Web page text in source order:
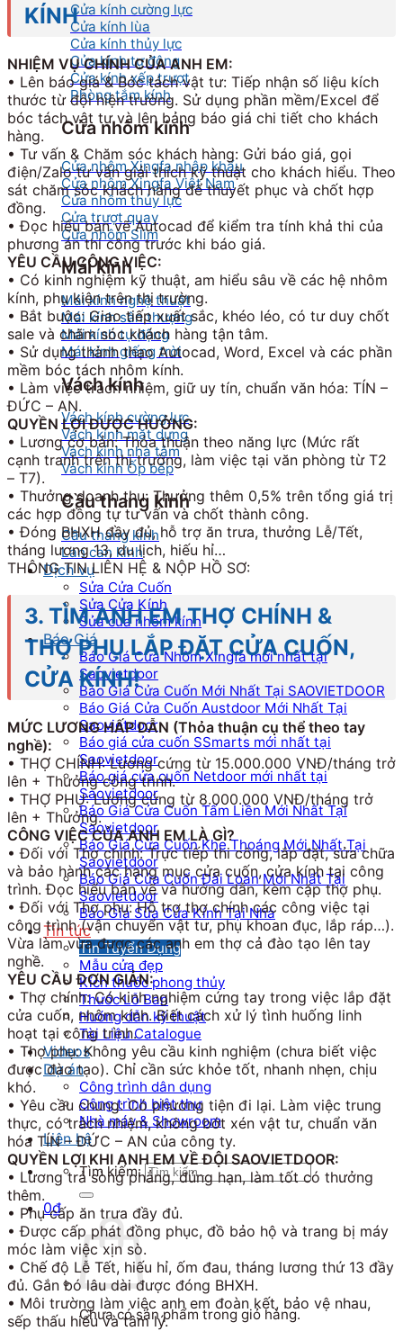
Cửa kính cường lực
Cửa kính lùa
Cửa kính thủy lực
Cửa kính tự động
Cửa kính xếp trượt
Phòng tắm kính
Cửa nhôm kính
Cửa nhôm Xingfa nhập khẩu
Cửa nhôm Xingfa Việt Nam
Cửa nhôm thủy lực
Cửa trượt quay
Cửa nhôm Slim
Mái kính
Mái kính nghệ thuật
Mái kính sân thượng
Mái kính tự động
Mái kính giếng trời
Vách kính
Vách kính cường lực
Vách kính mặt dựng
Vách kính nhà tắm
Vách kính Ốp bếp
Cầu thang kính
Cầu thang kính
Lan can kính
Dịch vụ
Sửa Cửa Cuốn
Sửa Cửa Kính
Sửa cửa nhôm kính
Báo Giá
Báo Giá Cửa Nhôm Xingfa mới nhất tại
Saovietdoor
Báo Giá Cửa Cuốn Mới Nhất Tại SAOVIETDOOR
Báo Giá Cửa Cuốn Austdoor Mới Nhất Tại
Saovietdoor
Báo giá cửa cuốn SSmarts mới nhất tại
Saovietdoor
Báo giá cửa cuốn Netdoor mới nhất tại
Saovietdoor
Báo Giá Cửa Cuốn Tấm Liền Mới Nhất Tại
Saovietdoor
Báo Giá Cửa Cuốn Khe Thoáng Mới Nhất Tại
Saovietdoor
Báo Giá Cửa Cuốn Đài Loan Mới Nhất Tại
Saovietdoor
Báo Giá Sửa Cửa Kính Tại Nhà
Tin tức
Tin Tuyển Dụng
Mẫu cửa đẹp
Kích thước phong thủy
Thước Lỗ Ban
Hướng dẫn kỹ thuật
Tài Liệu Catalogue
Videos
Dự án
Công trình dân dụng
Công trình biệt thự
Nhà máy & Showroom
Liên hệ
Tìm kiếm:
0₫
Chưa có sản phẩm trong giỏ hàng.
KÍNH
NHIỆM VỤ CHÍNH CỦA ANH EM:
• Lên báo giá & Bóc tách vật tư: Tiếp nhận số liệu kích
thước từ đội hiện trường. Sử dụng phần mềm/Excel để
bóc tách vật tư và lên bảng báo giá chi tiết cho khách
hàng.
• Tư vấn & Chăm sóc khách hàng: Gửi báo giá, gọi
điện/Zalo tư vấn giải thích kỹ thuật cho khách hiểu. Theo
sát chăm sóc khách hàng để thuyết phục và chốt hợp
đồng.
• Đọc hiểu bản vẽ Autocad để kiểm tra tính khả thi của
phương án thi công trước khi báo giá.
YÊU CẦU CÔNG VIỆC:
• Có kinh nghiệm kỹ thuật, am hiểu sâu về các hệ nhôm
kính, phụ kiện trên thị trường.
• Bắt buộc: Giao tiếp xuất sắc, khéo léo, có tư duy chốt
sale và chăm sóc khách hàng tận tâm.
• Sử dụng thành thạo Autocad, Word, Excel và các phần
mềm bóc tách nhôm kính.
• Làm việc trách nhiệm, giữ uy tín, chuẩn văn hóa: TÍN –
ĐỨC – AN.
QUYỀN LỢI ĐƯỢC HƯỞNG:
• Lương cơ bản: Thỏa thuận theo năng lực (Mức rất
cạnh tranh trên thị trường, làm việc tại văn phòng từ T2
– T7).
• Thưởng doanh thu: Thưởng thêm 0,5% trên tổng giá trị
các hợp đồng tự tư vấn và chốt thành công.
• Đóng BHXH đầy đủ, hỗ trợ ăn trưa, thưởng Lễ/Tết,
tháng lương 13, du lịch, hiếu hỉ…
THÔNG TIN LIÊN HỆ & NỘP HỒ SƠ:
3. TÌM ANH EM THỢ CHÍNH &
THỢ PHỤ LẮP ĐẶT CỬA CUỐN,
CỬA KÍNH!
MỨC LƯƠNG HẤP DẪN (Thỏa thuận cụ thể theo tay
nghề):
• THỢ CHÍNH: Lương cứng từ 15.000.000 VNĐ/tháng trở
lên + Thưởng công trình.
• THỢ PHỤ: Lương cứng từ 8.000.000 VNĐ/tháng trở
lên + Thưởng.
CÔNG VIỆC CỦA ANH EM LÀ GÌ?
• Đối với Thợ chính: Trực tiếp thi công, lắp đặt, sửa chữa
và bảo hành các hạng mục cửa cuốn, cửa kính tại công
trình. Đọc hiểu bản vẽ và hướng dẫn, kèm cặp thợ phụ.
• Đối với Thợ phụ: Hỗ trợ thợ chính các công việc tại
công trình (vận chuyển vật tư, phụ khoan đục, lắp ráp…).
Vừa làm vừa được các anh em thợ cả đào tạo lên tay
nghề.
YÊU CẦU ĐƠN GIẢN:
• Thợ chính: Có kinh nghiệm cứng tay trong việc lắp đặt
cửa cuốn, nhôm kính. Biết cách xử lý tình huống linh
hoạt tại công trình.
• Thợ phụ: Không yêu cầu kinh nghiệm (chưa biết việc
được đào tạo). Chỉ cần sức khỏe tốt, nhanh nhẹn, chịu
khó.
• Yêu cầu chung: Có phương tiện đi lại. Làm việc trung
thực, có trách nhiệm, không bớt xén vật tư, chuẩn văn
hóa TÍN – ĐỨC – AN của công ty.
QUYỀN LỢI KHI ANH EM VỀ ĐỘI SAOVIETDOOR:
• Lương trả sòng phẳng, đúng hạn, làm tốt có thưởng
thêm.
• Phụ cấp ăn trưa đầy đủ.
• Được cấp phát đồng phục, đồ bảo hộ và trang bị máy
móc làm việc xịn sò.
• Chế độ Lễ Tết, hiếu hỉ, ốm đau, tháng lương thứ 13 đầy
đủ. Gắn bó lâu dài được đóng BHXH.
• Môi trường làm việc anh em đoàn kết, bảo vệ nhau,
sếp thấu hiểu và tâm lý.